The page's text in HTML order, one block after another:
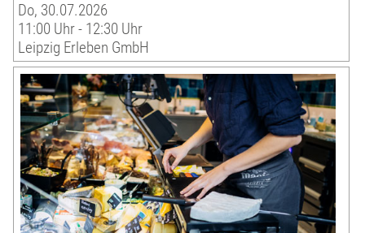
Do, 30.07.2026
11:00 Uhr - 12:30 Uhr
Leipzig Erleben GmbH